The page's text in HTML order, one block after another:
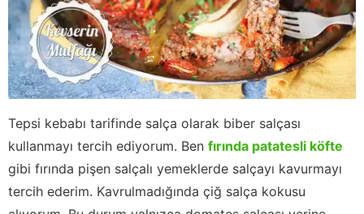
Tepsi kebabı tarifinde salça olarak biber salçası
kullanmayı tercih ediyorum. Ben fırında patatesli köfte
gibi fırında pişen salçalı yemeklerde salçayı kavurmayı
tercih ederim. Kavrulmadığında çiğ salça kokusu